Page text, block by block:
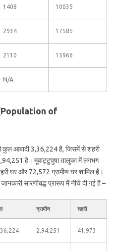
1408 10035
2934 17585
2110 15966
N/A
(Population of
आबादी 3,36,224 है, जिसमें से शहरी
है। मूवाट्टुपुषा तालुका में लगभग
घर और 72,572 ग्रामीण घर शामिल हैं।
सारणीबद्ध प्रारूप में नीचे दी गई है –
ग्रामीण शहरी
2,94,251 41,973